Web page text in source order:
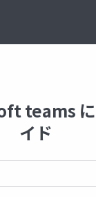
teams
イド